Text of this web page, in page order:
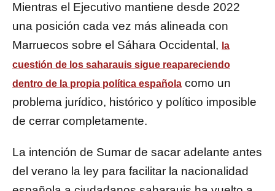
Mientras el Ejecutivo mantiene desde 2022
una posición cada vez más alineada con
Marruecos sobre el Sáhara Occidental , la
cuestión de los saharauis sigue reapareciendo
dentro de la propia política española como un
problema jurídico, histórico y político imposible
de cerrar completamente.
La intención de Sumar de sacar adelante antes
del verano la ley para facilitar la nacionalidad